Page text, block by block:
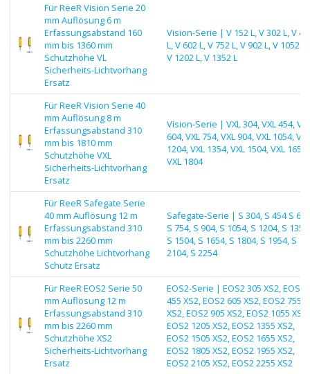
Für ReeR Vision Serie 20
mm Auflösung 6 m
Erfassungsabstand 160
mm bis 1360 mm
Schutzhöhe VL
Sicherheits-Lichtvorhang
Ersatz
Vision-Serie | V 152 L, V 302 L, V
L, V 602 L, V 752 L, V 902 L, V 1052 L,
V 1202 L, V 1352 L
Für ReeR Vision Serie 40
mm Auflösung 8 m
Erfassungsabstand 310
mm bis 1810 mm
Schutzhöhe VXL
Sicherheits-Lichtvorhang
Ersatz
Vision-Serie | VXL 304, VXL 454,
604, VXL 754, VXL 904, VXL 1054, VXL
1204, VXL 1354, VXL 1504, VXL 1654,
VXL 1804
Für ReeR Safegate Serie
40 mm Auflösung 12 m
Erfassungsabstand 310
mm bis 2260 mm
Schutzhöhe Lichtvorhang
Schutz Ersatz
Safegate-Serie | S 304, S 454 S
S 754, S 904, S 1054, S 1204, S 1354,
S 1504, S 1654, S 1804, S 1954, S
2104, S 2254
Für ReeR EOS2 Serie 50
mm Auflösung 12 m
Erfassungsabstand 310
mm bis 2260 mm
Schutzhöhe XS2
Sicherheits-Lichtvorhang
Ersatz
EOS2-Serie | EOS2 305 XS2, EOS2
455 XS2, EOS2 605 XS2, EOS2 755
XS2, EOS2 905 XS2, EOS2 1055 XS2,
EOS2 1205 XS2, EOS2 1355 XS2,
EOS2 1505 XS2, EOS2 1655 XS2,
EOS2 1805 XS2, EOS2 1955 XS2,
EOS2 2105 XS2, EOS2 2255 XS2